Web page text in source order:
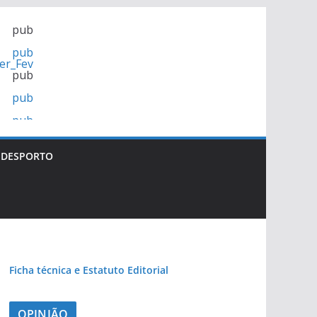
pub
pub
pub
pub
pub
DESPORTO
Ficha técnica e Estatuto Editorial